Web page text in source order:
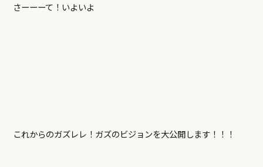
さーーーて！いよいよ
これからのガズレレ！ガズのビジョンを大公開します！！！